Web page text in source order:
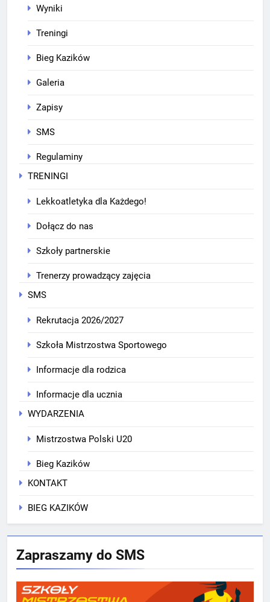
Wyniki
Treningi
Bieg Kazików
Galeria
Zapisy
SMS
Regulaminy
TRENINGI
Lekkoatletyka dla Każdego!
Dołącz do nas
Szkoły partnerskie
Trenerzy prowadzący zajęcia
SMS
Rekrutacja 2026/2027
Szkoła Mistrzostwa Sportowego
Informacje dla rodzica
Informacje dla ucznia
WYDARZENIA
Mistrzostwa Polski U20
Bieg Kazików
KONTAKT
BIEG KAZIKÓW
Zapraszamy do SMS